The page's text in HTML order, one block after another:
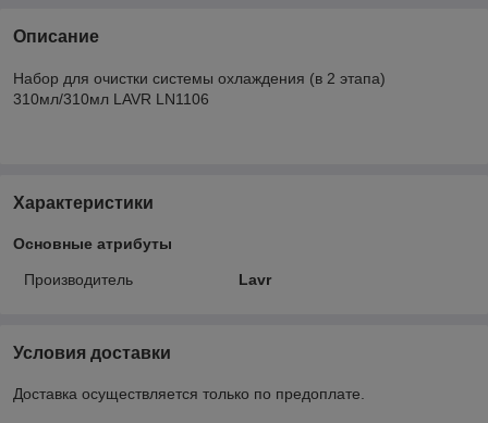
Описание
Набор для очистки системы охлаждения (в 2 этапа)
310мл/310мл LAVR LN1106
Характеристики
Основные атрибуты
Производитель Lavr
Условия доставки
Доставка осуществляется только по предоплате.